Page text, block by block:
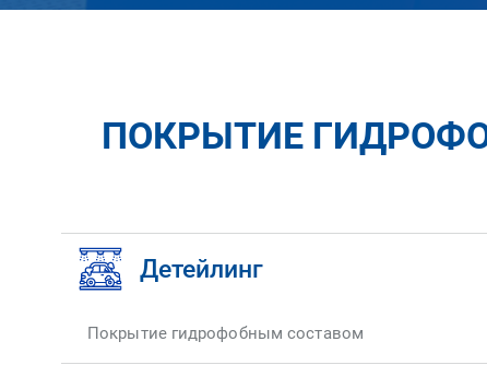
ПОКРЫТИЕ
Детейлинг
Покрытие гидрофобным составом